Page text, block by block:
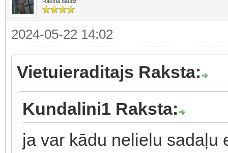
2024-05-22 14:02
Vietuieraditajs Raksta:
Kundalini1 Raksta:
ja var kādu nelielu sadaļu